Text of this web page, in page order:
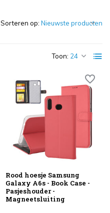
Toon:
Sorteren op:
Rood hoesje Samsung
Galaxy A6s - Book Case -
Pasjeshouder -
Magneetsluiting